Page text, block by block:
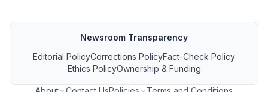
Newsroom Transparency
Editorial PolicyCorrections PolicyFact-Check Policy
Ethics PolicyOwnership & Funding
About Contact UsPolicies
Terms and Conditions